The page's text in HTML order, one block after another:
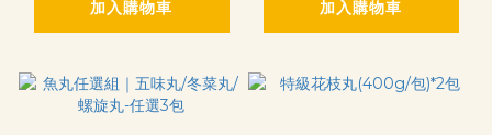
加入購物車 加入購物車